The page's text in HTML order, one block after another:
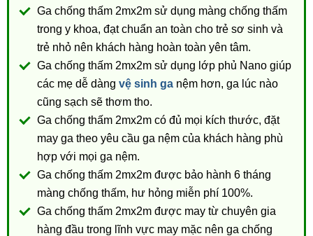
Ga chống thấm 2mx2m sử dụng màng chống thấm
trong y khoa, đạt chuẩn an toàn cho trẻ sơ sinh và
trẻ nhỏ nên khách hàng hoàn toàn yên tâm.
Ga chống thấm 2mx2m sử dụng lớp phủ Nano giúp
các mẹ dễ dàng vệ sinh ga nệm hơn, ga lúc nào
cũng sạch sẽ thơm tho.
Ga chống thấm 2mx2m có đủ mọi kích thước, đặt
may ga theo yêu cầu ga nệm của khách hàng phù
hợp với mọi ga nệm.
Ga chống thấm 2mx2m được bảo hành 6 tháng
màng chống thấm, hư hỏng miễn phí 100%.
Ga chống thấm 2mx2m được may từ chuyên gia
hàng đầu trong lĩnh vực may mặc nên ga chống